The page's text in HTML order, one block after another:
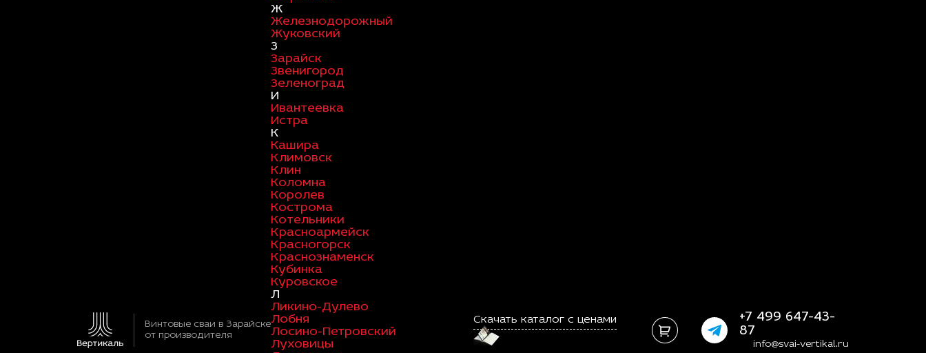
Винтовые сваи в Зарайске
от производителя
Ж
Железнодорожный
Жуковский
З
Зарайск
Звенигород
Зеленоград
И
Ивантеевка
Истра
К
Кашира
Климовск
Клин
Коломна
Королев
Кострома
Котельники
Красноармейск
Красногорск
Краснознаменск
Кубинка
Куровское
Л
Ликино-Дулево
Лобня
Лосино-Петровский
Луховицы
Скачать каталог с ценами
+7 499 647-43-
87
info@svai-vertikal.ru